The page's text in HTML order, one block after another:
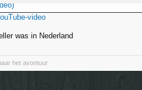
video
was in Nederland
het avontuur